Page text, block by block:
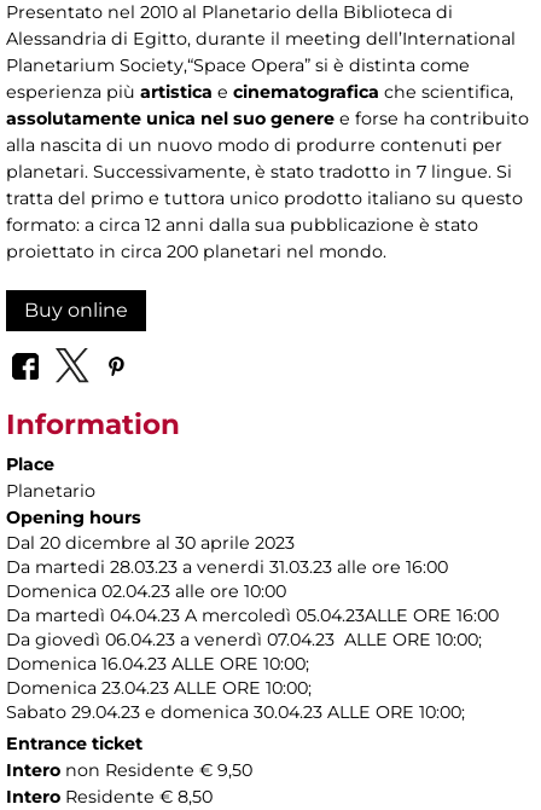
Presentato nel 2010 al Planetario della Biblioteca di
Alessandria di Egitto, durante il meeting dell’International
Planetarium Society,“Space Opera” si è distinta come
esperienza più artistica e cinematografica che scientifica,
assolutamente unica nel suo genere e forse ha contribuito
alla nascita di un nuovo modo di produrre contenuti per
planetari. Successivamente, è stato tradotto in 7 lingue. Si
tratta del primo e tuttora unico prodotto italiano su questo
formato: a circa 12 anni dalla sua pubblicazione è stato
proiettato in circa 200 planetari nel mondo.
Buy online
Information
Place
Planetario
Opening hours
Dal 20 dicembre al 30 aprile 2023
Da martedi 28.03.23 a venerdi 31.03.23 alle ore 16:00
Domenica 02.04.23 alle ore 10:00
Da martedì 04.04.23 A mercoledì 05.04.23ALLE ORE 16:00
Da giovedì 06.04.23 a venerdì 07.04.23 ALLE ORE 10:00;
Domenica 16.04.23 ALLE ORE 10:00;
Domenica 23.04.23 ALLE ORE 10:00;
Sabato 29.04.23 e domenica 30.04.23 ALLE ORE 10:00;
Entrance ticket
Intero non Residente € 9,50
Intero Residente € 8,50